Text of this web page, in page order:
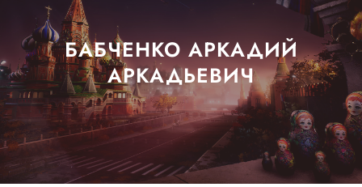
БАБЧЕНКО АРКАДИЙ
АРКАДЬЕВИЧ